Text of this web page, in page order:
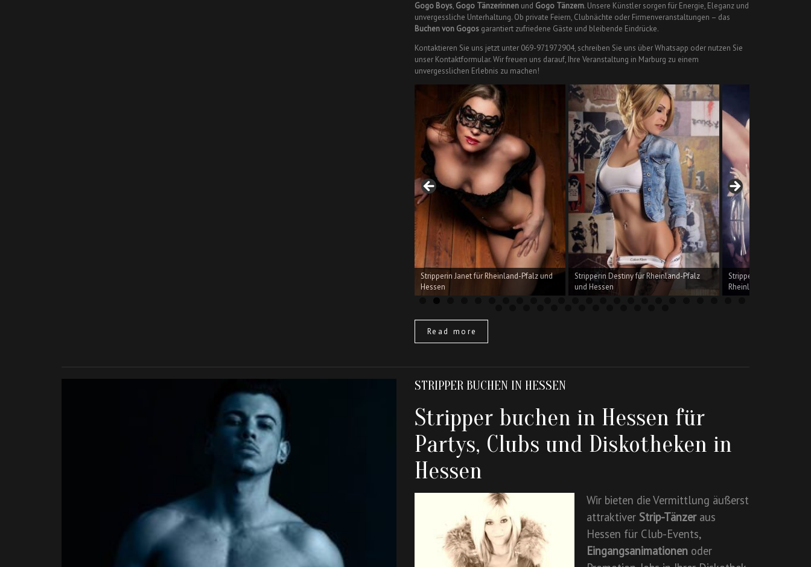
Gogo Boys, Gogo Tänzerinnen und Gogo Tänzern. Unsere Künstler sorgen für Energie, Eleganz und
unvergessliche Unterhaltung. Ob private Feiern, Clubnächte oder Firmenveranstaltungen – das
Buchen von Gogos garantiert zufriedene Gäste und bleibende Eindrücke.
Kontaktieren Sie uns jetzt unter 069-971972904, schreiben Sie uns über Whatsapp oder nutzen Sie
unser Kontaktformular. Wir freuen uns darauf, Ihre Veranstaltung in Marburg zu einem
unvergesslichen Erlebnis zu machen!
Stripperin Destiny für Rheinland-Pfalz
und Hessen
Stripperin Betty für Hessen und
Rheinland-Pfalz
Stripperin Amy für
Rheinland-Pfalz
Read more
STRIPPER BUCHEN IN HESSEN
Stripper buchen in Hessen für
Partys, Clubs und Diskotheken in
Hessen
Wir bieten die Vermittlung äußerst
attraktiver Strip-Tänzeraus
Hessen für Club-Events,
Eingangsanimationen oder